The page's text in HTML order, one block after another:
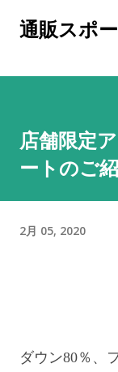
スキ
通販スポ
店舗限定
ートのご
2月 05, 2020
ダウン80％、